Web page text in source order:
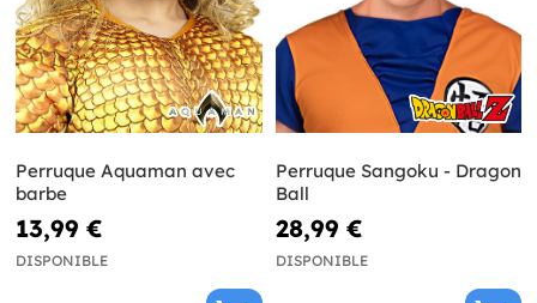
Perruque Aquaman avec
barbe
13,99 €
DISPONIBLE
Perruque Sangoku - Dragon
Ball
28,99 €
DISPONIBLE